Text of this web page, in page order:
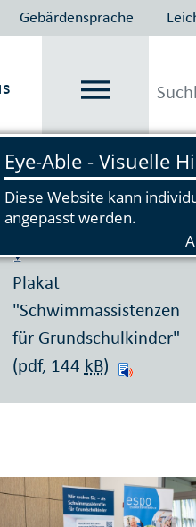
Gebärdensprache
Vorlesen
Plakat
"Schwimmassistenzen
für Grundschulkinder"
(pdf, 144 kB)